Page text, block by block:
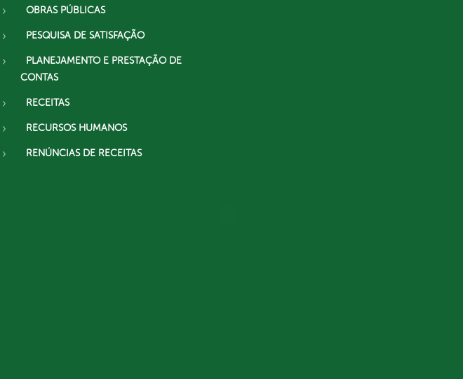
OBRAS PÚBLICAS
PESQUISA DE SATISFAÇÃO
PLANEJAMENTO E PRESTAÇÃO DE
CONTAS
RECEITAS
RECURSOS HUMANOS
RENÚNCIAS DE RECEITAS